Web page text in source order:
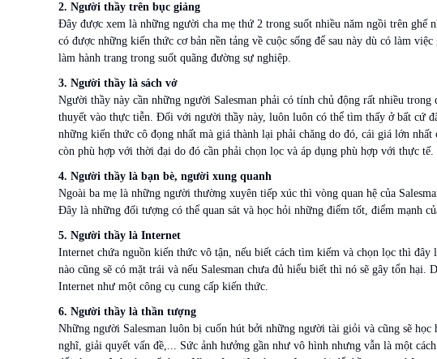
2. Người thầy trên bục giảng
Đây được xem là những người cha mẹ thứ 2 trong suốt nhiều năm ngồi trên ghế
có được những kiến thức cơ bản nền tảng về cuộc sống để sau này dù có làm
làm hành trang trong suốt quãng đường sự nghiệp.
3. Người thầy là sách vở
Người thầy này cần những người Salesman phải có tính chủ động rất nhiều
thuyết vào thực tiễn. Đối với người thầy này, luôn luôn có thể tìm thấy ở bất cứ
những kiến thức cô đọng nhất mà giá thành lại phải chăng do đó, cái giá lớn
còn phù hợp với thời đại do đó cần phải chọn lọc và áp dụng phù hợp với thực tế.
4. Người thầy là bạn bè, người xung quanh
Ngoài ba mẹ là những người thường xuyên tiếp xúc thì vòng quan hệ của
Đây là những đối tượng có thể quan sát và học hỏi những điểm tốt, điểm mạnh
5. Người thầy là Internet
Internet chứa nguồn kiến thức vô tận, nếu biết cách tìm kiếm và chọn lọc thì
nào cũng sẽ có mặt trái và nếu Salesman chưa đủ hiểu biết thì nó sẽ gây tổn hại.
Internet như một công cụ cung cấp kiến thức.
6. Người thầy là thần tượng
Những người Salesman luôn bị cuốn hút bởi những người tài giỏi và cũng sẽ
nghĩ, giải quyết vấn đề,... Sức ảnh hưởng gần như vô hình nhưng vẫn là một